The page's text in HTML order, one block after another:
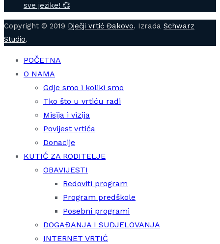
sve jezike! 💞
Copyright © 2019 Dječji vrtić Đakovo. Izrada Schwarz
Studio.
POČETNA
O NAMA
Gdje smo i koliki smo
Tko što u vrtiću radi
Misija i vizija
Povijest vrtića
Donacije
KUTIĆ ZA RODITELJE
OBAVIJESTI
Redoviti program
Program predškole
Posebni programi
DOGAĐANJA I SUDJELOVANJA
INTERNET VRTIĆ